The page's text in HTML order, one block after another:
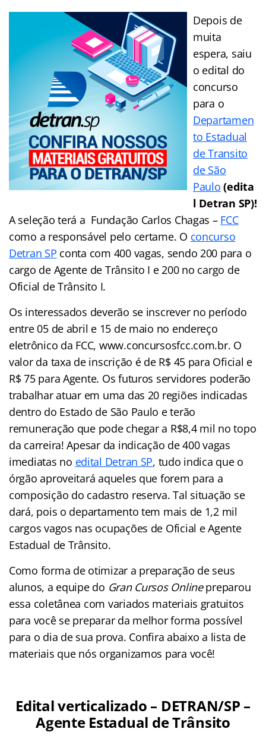
Depois de
muita
espera, saiu
o edital do
concurso
para o
Departamen
to Estadual
de Transito
de São
Paulo (edita
l Detran SP)!
A seleção terá a Fundação Carlos Chagas – FCC
como a responsável pelo certame. O concurso
Detran SP conta com 400 vagas, sendo 200 para o
cargo de Agente de Trânsito I e 200 no cargo de
Oficial de Trânsito I.
Os interessados deverão se inscrever no período
entre 05 de abril e 15 de maio no endereço
eletrônico da FCC, www.concursosfcc.com.br. O
valor da taxa de inscrição é de R$ 45 para Oficial e
R$ 75 para Agente. Os futuros servidores poderão
trabalhar atuar em uma das 20 regiões indicadas
dentro do Estado de São Paulo e terão
remuneração que pode chegar a R$8,4 mil no topo
da carreira! Apesar da indicação de 400 vagas
imediatas no edital Detran SP, tudo indica que o
órgão aproveitará aqueles que forem para a
composição do cadastro reserva. Tal situação se
dará, pois o departamento tem mais de 1,2 mil
cargos vagos nas ocupações de Oficial e Agente
Estadual de Trânsito.
Como forma de otimizar a preparação de seus
alunos, a equipe do Gran Cursos Onlinepreparou
essa coletânea com variados materiais gratuitos
para você se preparar da melhor forma possível
para o dia de sua prova. Confira abaixo a lista de
materiais que nós organizamos para você!
Edital verticalizado – DETRAN/SP –
Agente Estadual de Trânsito